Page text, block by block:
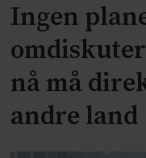
Ingen
nå må
andre land